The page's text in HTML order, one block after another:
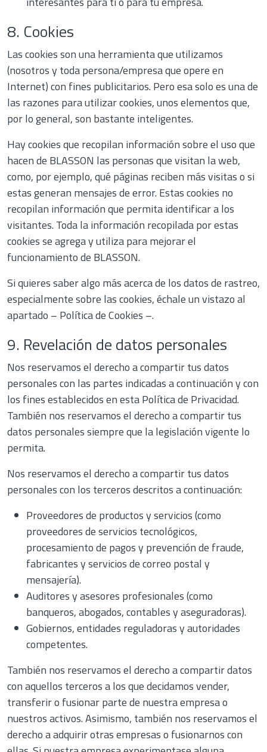
8. Cookies
Las cookies son una herramienta que utilizamos
(nosotros y toda persona/empresa que opere en
Internet) con fines publicitarios. Pero esa solo es una de
las razones para utilizar cookies, unos elementos que,
por lo general, son bastante inteligentes.
Hay cookies que recopilan información sobre el uso que
hacen de BLASSON las personas que visitan la web,
como, por ejemplo, qué páginas reciben más visitas o si
estas generan mensajes de error. Estas cookies no
recopilan información que permita identificar a los
visitantes. Toda la información recopilada por estas
cookies se agrega y utiliza para mejorar el
funcionamiento de BLASSON.
Si quieres saber algo más acerca de los datos de rastreo,
especialmente sobre las cookies, échale un vistazo al
apartado – Política de Cookies –.
9. Revelación de datos personales
Nos reservamos el derecho a compartir tus datos
personales con las partes indicadas a continuación y con
los fines establecidos en esta Política de Privacidad.
También nos reservamos el derecho a compartir tus
datos personales siempre que la legislación vigente lo
permita.
Nos reservamos el derecho a compartir tus datos
personales con los terceros descritos a continuación:
Proveedores de productos y servicios (como
proveedores de servicios tecnológicos,
procesamiento de pagos y prevención de fraude,
fabricantes y servicios de correo postal y
mensajería).
Auditores y asesores profesionales (como
banqueros, abogados, contables y aseguradoras).
Gobiernos, entidades reguladoras y autoridades
competentes.
También nos reservamos el derecho a compartir datos
con aquellos terceros a los que decidamos vender,
transferir o fusionar parte de nuestra empresa o
nuestros activos. Asimismo, también nos reservamos el
derecho a adquirir otras empresas o fusionarnos con